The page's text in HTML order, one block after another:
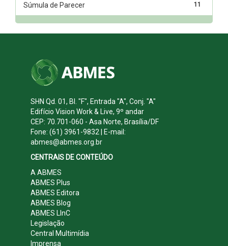
11
Súmula de Parecer
SHN Qd. 01, Bl. "F", Entrada "A", Conj. "A"
Edifício Vision Work & Live, 9º andar
CEP: 70.701-060 - Asa Norte, Brasília/DF
Fone: (61) 3961-9832 | E-mail:
abmes@abmes.org.br
CENTRAIS DE CONTEÚDO
A ABMES
ABMES Plus
ABMES Editora
ABMES Blog
ABMES LInC
Legislação
Central Multimídia
Imprensa